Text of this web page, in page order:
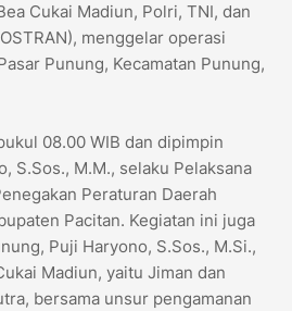
Cukai Madiun, Polri, TNI, dan
menggelar operasi
Punung, Kecamatan Punung,
08.00 WIB dan dipimpin
S.Sos., M.M., selaku Pelaksana
Peraturan Daerah
Pacitan. Kegiatan ini juga
Puji Haryono, S.Sos., M.Si.,
Madiun, yaitu Jiman dan
bersama unsur pengamanan